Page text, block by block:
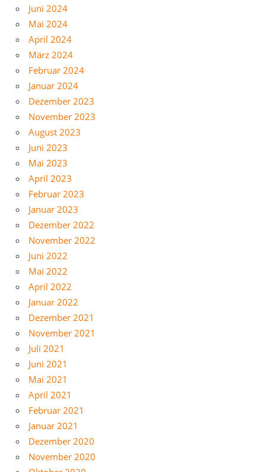
Juni 2024
Mai 2024
April 2024
März 2024
Februar 2024
Januar 2024
Dezember 2023
November 2023
August 2023
Juni 2023
Mai 2023
April 2023
Februar 2023
Januar 2023
Dezember 2022
November 2022
Juni 2022
Mai 2022
April 2022
Januar 2022
Dezember 2021
November 2021
Juli 2021
Juni 2021
Mai 2021
April 2021
Februar 2021
Januar 2021
Dezember 2020
November 2020